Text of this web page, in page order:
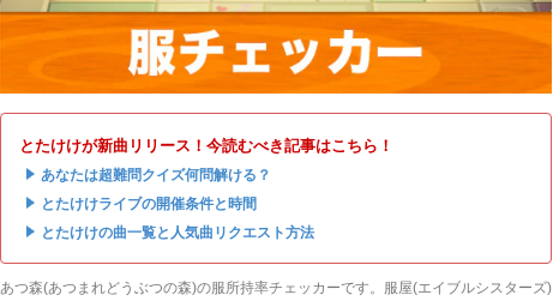
とたけけが新曲リリース！今読むべき記事はこちら！
・ あなたは超難問クイズ何問解ける？
・ とたけけライブの開催条件と時間
・ とたけけの曲一覧と人気曲リクエスト方法
あつ森(あつまれどうぶつの森)の服所持率チェッカーです。服屋(エイブルシスターズ)